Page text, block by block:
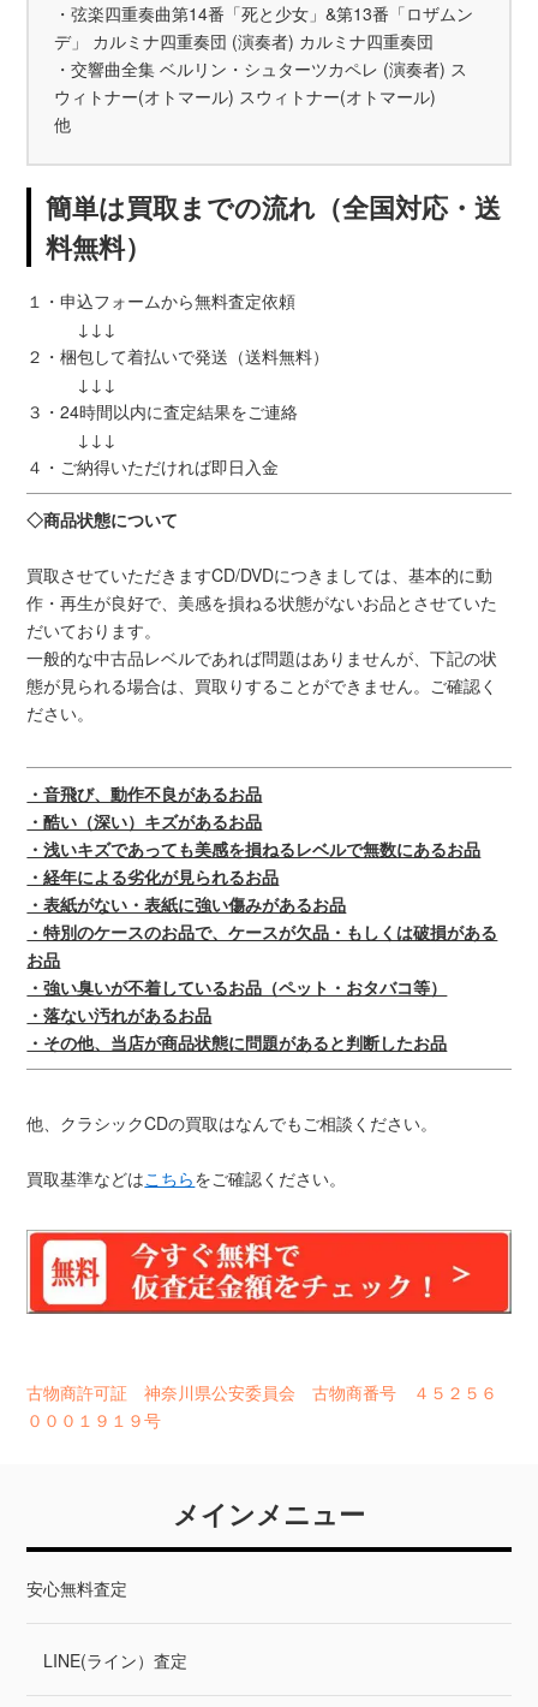
・弦楽四重奏曲第14番「死と少女」&第13番「ロザムン
デ」 カルミナ四重奏団 (演奏者) カルミナ四重奏団
・交響曲全集 ベルリン・シュターツカペレ (演奏者) ス
ウィトナー(オトマール) スウィトナー(オトマール)
他
簡単は買取までの流れ（全国対応・送
料無料）
１・申込フォームから無料査定依頼
↓↓↓
２・梱包して着払いで発送（送料無料）
↓↓↓
３・24時間以内に査定結果をご連絡
↓↓↓
４・ご納得いただければ即日入金
◇商品状態について
買取させていただきますCD/DVDにつきましては、基本的に動
作・再生が良好で、美感を損ねる状態がないお品とさせていた
だいております。
一般的な中古品レベルであれば問題はありませんが、下記の状
態が見られる場合は、買取りすることができません。ご確認く
ださい。
・音飛び、動作不良があるお品
・酷い（深い）キズがあるお品
・浅いキズであっても美感を損ねるレベルで無数にあるお品
・経年による劣化が見られるお品
・表紙がない・表紙に強い傷みがあるお品
・特別のケースのお品で、ケースが欠品・もしくは破損がある
お品
・強い臭いが不着しているお品（ペット・おタバコ等）
・落ない汚れがあるお品
・その他、当店が商品状態に問題があると判断したお品
他、クラシックCDの買取はなんでもご相談ください。
買取基準などはこちらをご確認ください。
古物商許可証 神奈川県公安委員会 古物商番号 ４５２５６
０００１９１９号
メインメニュー
安心無料査定
LINE(ライン）査定